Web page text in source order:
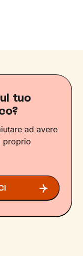
tuo
ad avere
proprio